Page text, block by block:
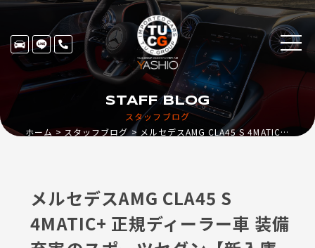
スタッフブログ
STAFF BLOG
ホーム スタッフブログ メルセデスAMG CLA45 S 4MATIC+ 正規ディーラー車 装備充実のスポーツセダン【新入庫紹介】
メルセデスAMG CLA45 S
4MATIC+ 正規ディーラー車 装備